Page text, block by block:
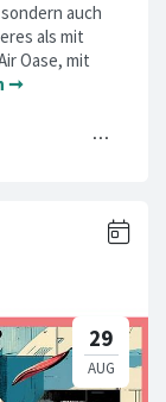
auch
als mit
Oase, mit
➞